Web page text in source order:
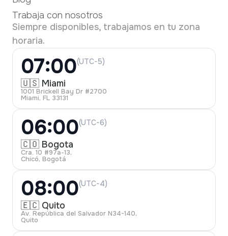
Trabaja con nosotros
Siempre disponibles, trabajamos en tu zona
horaria.
07:00(UTC-5)
🇺🇸 Miami
1001 Brickell Bay Dr #2700
Miami, FL 33131
06:00(UTC-6)
🇨🇴 Bogota
Cra. 10 #97a-13,
Chicó, Bogotá
08:00(UTC-4)
🇪🇨 Quito
Av. República del Salvador N34-140,
Quito